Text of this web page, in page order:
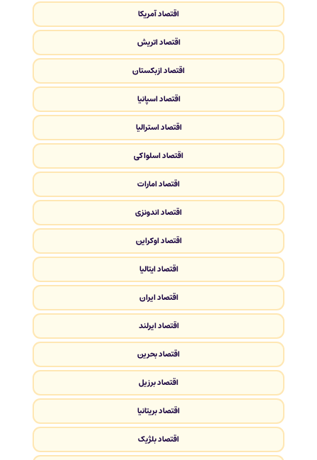
اقتصاد آمریکا
اقتصاد اتریش
اقتصاد ازبکستان
اقتصاد اسپانیا
اقتصاد استرالیا
اقتصاد اسلواکی
اقتصاد امارات
اقتصاد اندونزی
اقتصاد اوکراین
اقتصاد ایتالیا
اقتصاد ایران
اقتصاد ایرلند
اقتصاد بحرین
اقتصاد برزیل
اقتصاد بریتانیا
اقتصاد بلژیک